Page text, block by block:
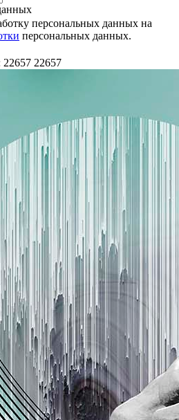
персональных данных на
персональных данных.
22657